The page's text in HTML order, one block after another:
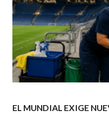
EL MUNDIAL EXIGE